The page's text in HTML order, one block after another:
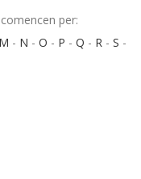
per:
M - N - O - P - Q - R - S -